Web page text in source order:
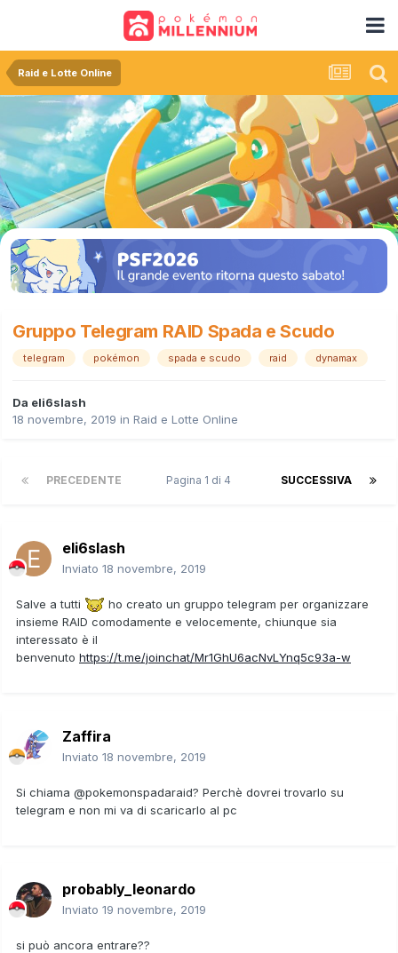
Raid e Lotte Online
Gruppo Telegram RAID Spada e Scudo
telegram pokémon spada e scudo raid dynamax
Da eli6slash
18 novembre, 2019 in Raid e Lotte Online
PRECEDENTE SUCCESSIVA
Pagina 1 di 4
eli6slash
Inviato 18 novembre, 2019
Salve a tutti
ho creato un gruppo telegram per organizzare
insieme RAID comodamente e velocemente, chiunque sia
interessato è il
benvenuto https://t.me/joinchat/Mr1GhU6acNvLYnq5c93a-w
Zaffira
Inviato 18 novembre, 2019
Si chiama @pokemonspadaraid? Perchè dovrei trovarlo su
telegram e non mi va di scaricarlo al pc
probably_leonardo
Inviato 19 novembre, 2019
si può ancora entrare??